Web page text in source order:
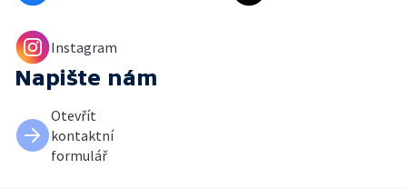
Instagram
Napište nám
Otevřít
kontaktní
formulář